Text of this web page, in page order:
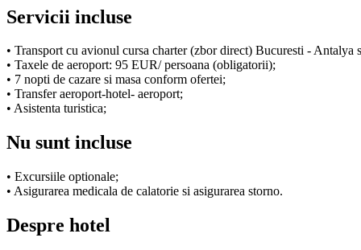
Servicii incluse
• Transport cu avionul cursa charter (zbor direct) Bucuresti - Antalya
• Taxele de aeroport: 95 EUR/ persoana (obligatorii);
• 7 nopti de cazare si masa conform ofertei;
• Transfer aeroport-hotel- aeroport;
• Asistenta turistica;
Nu sunt incluse
• Excursiile optionale;
• Asigurarea medicala de calatorie si asigurarea storno.
Despre hotel